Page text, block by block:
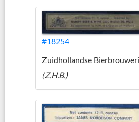
#18254
Zuidhollandse
(Z.H.B.)